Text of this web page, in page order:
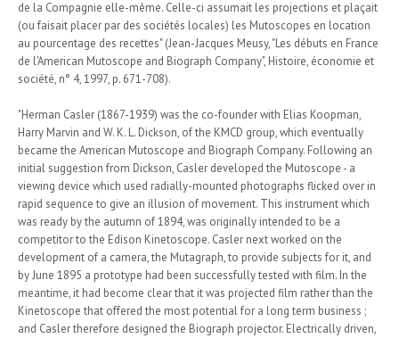
de la Compagnie elle-même. Celle-ci assumait les projections et plaçait
(ou faisait placer par des sociétés locales) les Mutoscopes en location
au pourcentage des recettes" (Jean-Jacques Meusy, "Les débuts en France
de l'American Mutoscope and Biograph Company", Histoire, économie et
société, n° 4, 1997, p. 671-708).
"Herman Casler (1867-1939) was the co-founder with Elias Koopman,
Harry Marvin and W. K. L. Dickson, of the KMCD group, which eventually
became the American Mutoscope and Biograph Company. Following an
initial suggestion from Dickson, Casler developed the Mutoscope - a
viewing device which used radially-mounted photographs flicked over in
rapid sequence to give an illusion of movement. This instrument which
was ready by the autumn of 1894, was originally intended to be a
competitor to the Edison Kinetoscope. Casler next worked on the
development of a camera, the Mutagraph, to provide subjects for it, and
by June 1895 a prototype had been successfully tested with film. In the
meantime, it had become clear that it was projected film rather than the
Kinetoscope that offered the most potential for a long term business ;
and Casler therefore designed the Biograph projector. Electrically driven,